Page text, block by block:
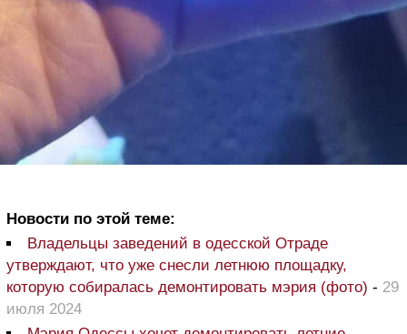
Новости по этой теме:
Владельцы заведений в одесской Отраде
утверждают, что уже снесли летнюю площадку,
которую собиралась демонтировать мэрия (фото) - 29
июля 2024